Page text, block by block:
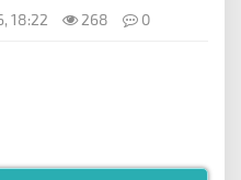
18:22 268 0